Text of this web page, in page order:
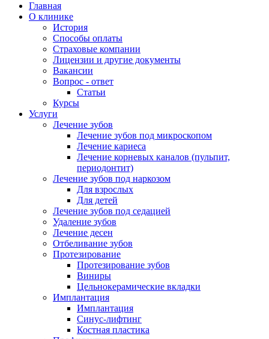
Главная
О клинике
История
Способы оплаты
Страховые компании
Лицензии и другие документы
Вакансии
Вопрос - ответ
Статьи
Курсы
Услуги
Лечение зубов
Лечение зубов под микроскопом
Лечение кариеса
Лечение корневых каналов (пульпит,
периодонтит)
Лечение зубов под наркозом
Для взрослых
Для детей
Лечение зубов под седацией
Удаление зубов
Лечение десен
Отбеливание зубов
Протезирование
Протезирование зубов
Виниры
Цельнокерамические вкладки
Имплантация
Имплантация
Синус-лифтинг
Костная пластика